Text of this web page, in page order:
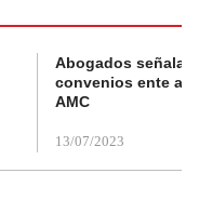
Abogados
convenios ente
AMC
13/07/2023